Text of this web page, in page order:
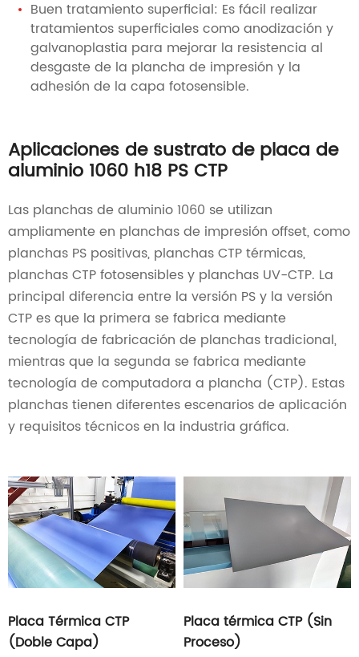
Buen tratamiento superficial: Es fácil realizar
tratamientos superficiales como anodización y
galvanoplastia para mejorar la resistencia al
desgaste de la plancha de impresión y la
adhesión de la capa fotosensible.
Aplicaciones de sustrato de placa de
aluminio 1060 h18 PS CTP
Las planchas de aluminio 1060 se utilizan
ampliamente en planchas de impresión offset, como
planchas PS positivas, planchas CTP térmicas,
planchas CTP fotosensibles y planchas UV-CTP. La
principal diferencia entre la versión PS y la versión
CTP es que la primera se fabrica mediante
tecnología de fabricación de planchas tradicional,
mientras que la segunda se fabrica mediante
tecnología de computadora a plancha (CTP). Estas
planchas tienen diferentes escenarios de aplicación
y requisitos técnicos en la industria gráfica.
Placa Térmica CTP
(Doble Capa)
Placa térmica CTP (Sin
Proceso)